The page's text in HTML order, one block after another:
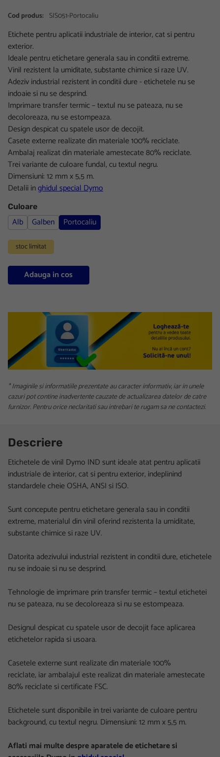
Cod produs: SIS051-Portocaliu
Etichete pentru aplicatii industriale de interior, cat si pentru
exterior.
Ideale pentru etichetare generala sau in conditii extreme.
Vinil rezistent la umiditate, substante chimice si raze UV.
Adeziv industrial rezistent in conditii dure - etichetele nu se
indoaie si nu se desprind.
Imprimare transfer termic – textul nu se pateaza, nu se
decoloreaza, nu se estompeaza.
Design despicat cu spatele usor de decojit.
Casete externe realizate din materiale 100% reciclate.
Ambalaj realizat din materiale amestecate 80% reciclate.
Trei variante de culoare fundal, cu textul negru.
Dimensiuni: 12 mm x 5,5 m.
Detalii inghidul special Dymo
Culoare
Alb Galben Portocaliu
stoc limitat
Adauga in cos
* Imaginile si informatiile prezentate au caracter informativ, iar in unele
cazuri pot contine inadvertente cauzate de actualizarea datelor de catre
furnizor. Pentru orice neclaritati sau intrebari te rugam sa ne contactezi.
Descriere
Etichetele de vinil Dymo IND sunt ideale atat pentru aplicatii
industriale de interior, cat si pentru exterior, indeplinind
standardele cheie OSHA, ANSI si ISO.
Sunt concepute pentru etichetare generala sau in conditii
extreme, materialul din vinil oferind rezistenta la umiditate,
substante chimice si raze UV.
Datorita adezivului industrial rezistent in conditii dure, etichetele
nu se indoaie si nu se desprind.
Tehnologie de imprimare prin transfer termic – textul etichetei
nu se pateaza, nu se decoloreaza si nu se estompeaza.
Designul despicat cu spatele usor de decojit face aplicarea
etichetelor rapida si usoara.
Casetele externe sunt realizate din materiale 100%
reciclate, iar ambalajul este realizat din materiale amestecate
80% reciclate si certificate FSC.
Etichetele sunt disponibile in trei variante de culoare pentru
background, cu textul negru. Dimensiuni: 12 mm x 5,5 m.
Aflati mai multe despre aparatele de etichetare si